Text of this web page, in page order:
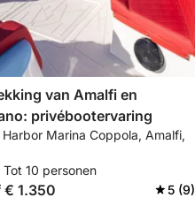
van Amalfi en
privébootervaring
Harbor Marina Coppola, Amalfi,
Tot 10 personen
€ 1.350 5 (9)